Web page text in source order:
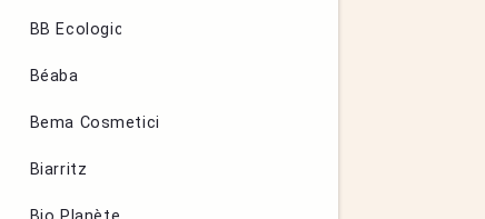
BB Ecologic
Béaba
Bema Cosmetici
Biarritz